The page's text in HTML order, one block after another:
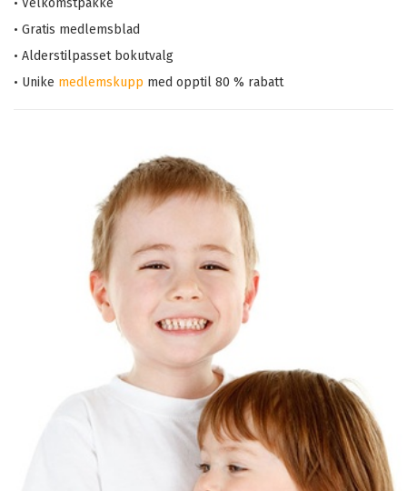
• Velkomstpakke
• Gratis medlemsblad
• Alderstilpasset bokutvalg
• Unike medlemskupp med opptil 80 % rabatt